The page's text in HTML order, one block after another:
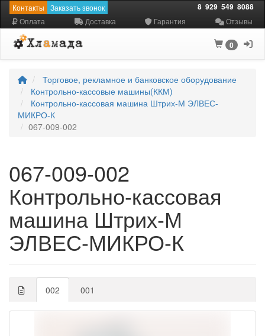
Контакты Заказать звонок 8 929 549 8088
Оплата Доставка Гарантия Отзывы
0
Торговое, рекламное и банковское оборудование
Контрольно-кассовые машины(ККМ)
Контрольно-кассовая машина Штрих-М ЭЛВЕС-
МИКРО-К
067-009-002
067-009-002
Контрольно-кассовая
машина Штрих-М
ЭЛВЕС-МИКРО-К
002 001